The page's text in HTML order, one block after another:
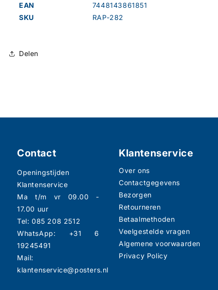
EAN
7448143861851
SKU
RAP-282
Delen
Contact
Openingstijden
Klantenservice
Ma t/m vr 09.00 -
17.00 uur
Tel: 085 208 2512
WhatsApp: +31 6
19245491
Mail:
klantenservice@posters.nl
Klantenservice
Over ons
Contactgegevens
Bezorgen
Retourneren
Betaalmethoden
Veelgestelde vragen
Algemene voorwaarden
Privacy Policy